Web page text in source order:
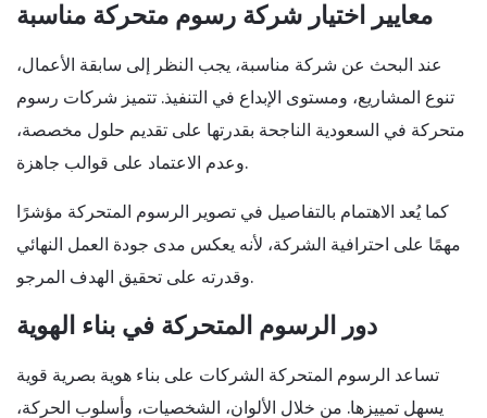
معايير اختيار شركة رسوم متحركة مناسبة
عند البحث عن شركة مناسبة، يجب النظر إلى سابقة الأعمال،
تنوع المشاريع، ومستوى الإبداع في التنفيذ. تتميز شركات رسوم
متحركة في السعودية الناجحة بقدرتها على تقديم حلول مخصصة،
وعدم الاعتماد على قوالب جاهزة.
كما يُعد الاهتمام بالتفاصيل في تصوير الرسوم المتحركة مؤشرًا
مهمًا على احترافية الشركة، لأنه يعكس مدى جودة العمل النهائي
وقدرته على تحقيق الهدف المرجو.
دور الرسوم المتحركة في بناء الهوية
تساعد الرسوم المتحركة الشركات على بناء هوية بصرية قوية
يسهل تمييزها. من خلال الألوان، الشخصيات، وأسلوب الحركة،